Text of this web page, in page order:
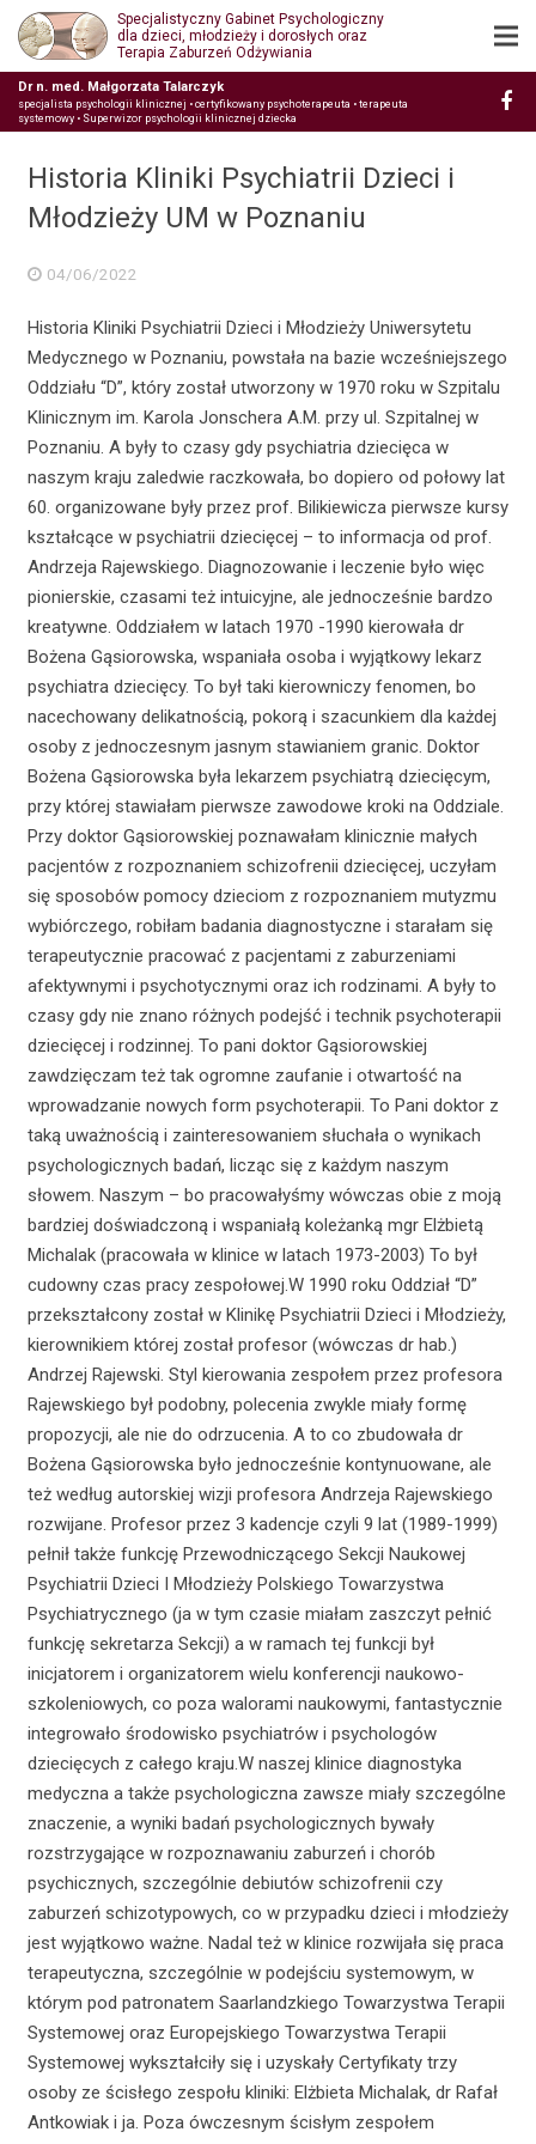
Specjalistyczny Gabinet Psychologiczny
dla dzieci, młodzieży i dorosłych oraz
Terapia Zaburzeń Odżywiania
Dr n. med. Małgorzata Talarczyk
specjalista psychologii klinicznej • certyfikowany psychoterapeuta • terapeuta
systemowy • Superwizor psychologii klinicznej dziecka
Historia Kliniki Psychiatrii Dzieci i
Młodzieży UM w Poznaniu
04/06/2022
Historia Kliniki Psychiatrii Dzieci i Młodzieży Uniwersytetu
Medycznego w Poznaniu, powstała na bazie wcześniejszego
Oddziału “D”, który został utworzony w 1970 roku w Szpitalu
Klinicznym im. Karola Jonschera A.M. przy ul. Szpitalnej w
Poznaniu. A były to czasy gdy psychiatria dziecięca w
naszym kraju zaledwie raczkowała, bo dopiero od połowy lat
60. organizowane były przez prof. Bilikiewicza pierwsze kursy
kształcące w psychiatrii dziecięcej – to informacja od prof.
Andrzeja Rajewskiego. Diagnozowanie i leczenie było więc
pionierskie, czasami też intuicyjne, ale jednocześnie bardzo
kreatywne. Oddziałem w latach 1970 -1990 kierowała dr
Bożena Gąsiorowska, wspaniała osoba i wyjątkowy lekarz
psychiatra dziecięcy. To był taki kierowniczy fenomen, bo
nacechowany delikatnością, pokorą i szacunkiem dla każdej
osoby z jednoczesnym jasnym stawianiem granic. Doktor
Bożena Gąsiorowska była lekarzem psychiatrą dziecięcym,
przy której stawiałam pierwsze zawodowe kroki na Oddziale.
Przy doktor Gąsiorowskiej poznawałam klinicznie małych
pacjentów z rozpoznaniem schizofrenii dziecięcej, uczyłam
się sposobów pomocy dzieciom z rozpoznaniem mutyzmu
wybiórczego, robiłam badania diagnostyczne i starałam się
terapeutycznie pracować z pacjentami z zaburzeniami
afektywnymi i psychotycznymi oraz ich rodzinami. A były to
czasy gdy nie znano różnych podejść i technik psychoterapii
dziecięcej i rodzinnej. To pani doktor Gąsiorowskiej
zawdzięczam też tak ogromne zaufanie i otwartość na
wprowadzanie nowych form psychoterapii. To Pani doktor z
taką uważnością i zainteresowaniem słuchała o wynikach
psychologicznych badań, licząc się z każdym naszym
słowem. Naszym – bo pracowałyśmy wówczas obie z moją
bardziej doświadczoną i wspaniałą koleżanką mgr Elżbietą
Michalak (pracowała w klinice w latach 1973-2003) To był
cudowny czas pracy zespołowej.W 1990 roku Oddział “D”
przekształcony został w Klinikę Psychiatrii Dzieci i Młodzieży,
kierownikiem której został profesor (wówczas dr hab.)
Andrzej Rajewski. Styl kierowania zespołem przez profesora
Rajewskiego był podobny, polecenia zwykle miały formę
propozycji, ale nie do odrzucenia. A to co zbudowała dr
Bożena Gąsiorowska było jednocześnie kontynuowane, ale
też według autorskiej wizji profesora Andrzeja Rajewskiego
rozwijane. Profesor przez 3 kadencje czyli 9 lat (1989-1999)
pełnił także funkcję Przewodniczącego Sekcji Naukowej
Psychiatrii Dzieci I Młodzieży Polskiego Towarzystwa
Psychiatrycznego (ja w tym czasie miałam zaszczyt pełnić
funkcję sekretarza Sekcji) a w ramach tej funkcji był
inicjatorem i organizatorem wielu konferencji naukowo-
szkoleniowych, co poza walorami naukowymi, fantastycznie
integrowało środowisko psychiatrów i psychologów
dziecięcych z całego kraju.W naszej klinice diagnostyka
medyczna a także psychologiczna zawsze miały szczególne
znaczenie, a wyniki badań psychologicznych bywały
rozstrzygające w rozpoznawaniu zaburzeń i chorób
psychicznych, szczególnie debiutów schizofrenii czy
zaburzeń schizotypowych, co w przypadku dzieci i młodzieży
jest wyjątkowo ważne. Nadal też w klinice rozwijała się praca
terapeutyczna, szczególnie w podejściu systemowym, w
którym pod patronatem Saarlandzkiego Towarzystwa Terapii
Systemowej oraz Europejskiego Towarzystwa Terapii
Systemowej wykształciły się i uzyskały Certyfikaty trzy
osoby ze ścisłego zespołu kliniki: Elżbieta Michalak, dr Rafał
Antkowiak i ja. Poza ówczesnym ścisłym zespołem